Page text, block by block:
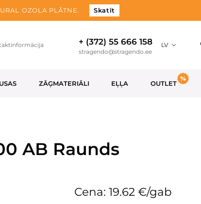
OZOLA PLĀTNE. Skatīt
+ (372) 55 666 158
stragendo@stragendo.ee
LV
ZĀĢMATERIĀLI EĻĻA OUTLET
AB Raunds
Cena: 19.62 €/gab